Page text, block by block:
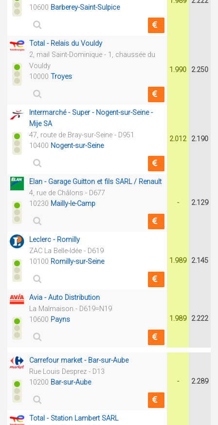
10600 Barberey-Saint-Sulpice
Total - Relais du Vouldy
2, mail Saint-Dominique - 1, chaussée du
Vouldy
10000 Troyes
1.990 2.250
Intermarché - Super - Nogent-sur-Seine -
Mije SA
47, route de Bray-sur-Seine - D951
10400 Nogent-sur-Seine
2.012 2.190
Elan - Garage Guitton et fils SARL / Renault
4, rue de Châlons - D677
10230 Mailly-le-Camp - 2.129
Leclerc - Romilly
ZAC La Belle-Idée - D619
10100 Romilly-sur-Seine 1.989 2.145
Avia - Auto Distribution
La Malmaison - D619=N19
10600 Payns 1.989 2.222
Carrefour market - Bar-sur-Aube
Rue Louis Desprez - D13
10200 Bar-sur-Aube - 2.289
Total - Station Lambert SARL